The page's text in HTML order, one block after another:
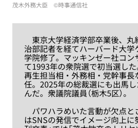
茂木外務大臣 ©時事通信社
東京大学経済学部卒業後、丸
治部記者を経てハーバード大学
学院修了。マッキンゼー社コン
て1993年の衆院選で初当選し
再生担当相・外務相・党幹事長
任。2025年の総裁選にも出馬
んだ。衆議院議員（栃木5区）。
パワハラめいた言動が欠点と
はSNSの発信でイメージ向上に